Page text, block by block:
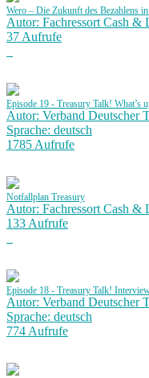
Wero – Die Zukunft des Bezahlens
Autor: Fachressort Cash &
37 Aufrufe
Episode 19 - Treasury Talk! What’s
Autor: Verband Deutscher
Sprache: deutsch
1785 Aufrufe
Notfallplan Treasury
Autor: Fachressort Cash &
133 Aufrufe
Episode 18 - Treasury Talk!
Autor: Verband Deutscher
Sprache: deutsch
774 Aufrufe